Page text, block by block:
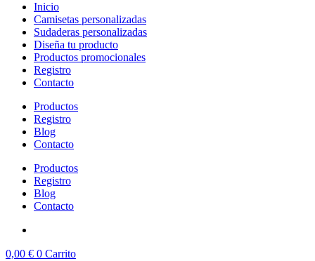
Inicio
Camisetas personalizadas
Sudaderas personalizadas
Diseña tu producto
Productos promocionales
Registro
Contacto
Productos
Registro
Blog
Contacto
Productos
Registro
Blog
Contacto
0,00 € 0 Carrito